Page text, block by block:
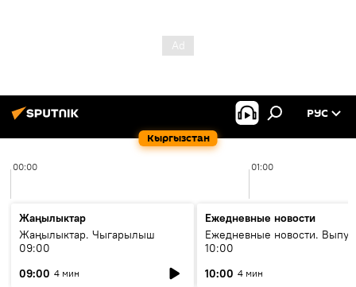
Кыргызстан
РУС
00:00 01:00
Жаңылыктар
Жаңылыктар. Чыгарылыш
09:00
09:00 4 мин
Ежедневные новости
Ежедневные новости.
10:00
10:00 4 мин